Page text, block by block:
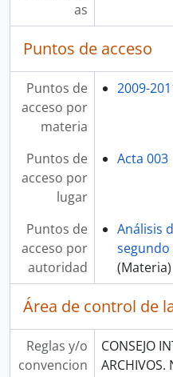
as
Puntos de acceso
Puntos de
acceso por
materia
2009-
Puntos de
acceso por
lugar
Acta 003
Puntos de
acceso por
autoridad
Análisis
segundo
(Materia)
Área de control de
Reglas y/o
convencion
CONSEJO